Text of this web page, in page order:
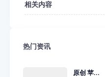
相关内容
热门资讯
原创 苹...